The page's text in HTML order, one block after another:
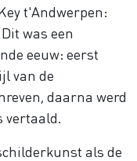
t'Andwerpen:
was een
eeuw: eerst
van de
daarna werd
als de